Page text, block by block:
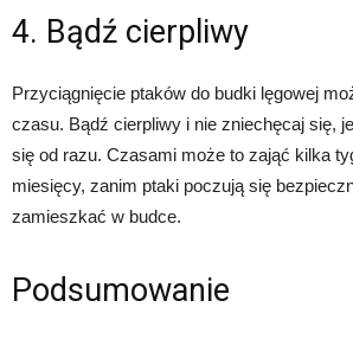
4. Bądź cierpliwy
Przyciągnięcie ptaków do budki lęgowej
czasu. Bądź cierpliwy i nie zniechęcaj się,
się od razu. Czasami może to zająć kilka
miesięcy, zanim ptaki poczują się
zamieszkać w budce.
Podsumowanie